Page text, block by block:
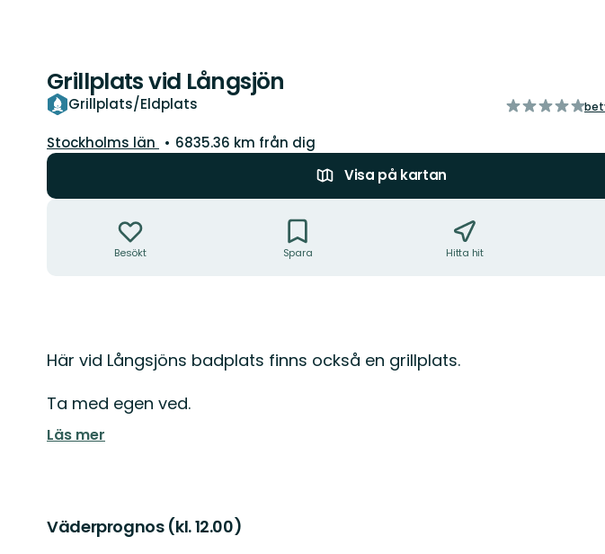
Grillplats vid Långsjön
Grillplats/Eldplats
av
Län:
Stockholms län
6835.36 km från dig
Visa på kartan
Besökt Spara Hitta hit
Beskrivning
Här vid Långsjöns badplats finns också en grillplats.
Ta med egen ved.
Läs mer
Väderprognos (kl. 12.00)